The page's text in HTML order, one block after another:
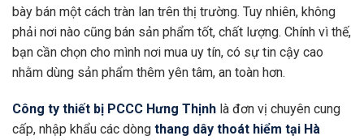
bày bán một cách tràn lan trên thị trường. Tuy nhiên, không
phải nơi nào cũng bán sản phẩm tốt, chất lượng. Chính vì thế,
bạn cần chọn cho mình nơi mua uy tín, có sự tin cậy cao
nhằm dùng sản phẩm thêm yên tâm, an toàn hơn.
Công ty thiết bị PCCC Hưng Thịnh là đơn vị chuyên cung
cấp, nhập khẩu các dòng thang dây thoát hiểm tại Hà